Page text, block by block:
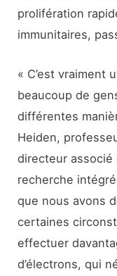
prolifération
immunitaires,
« C’est vraiment
beaucoup de
différentes
Heiden,
directeur associé
recherche
que nous avons
certaines
effectuer
d’électrons, qui